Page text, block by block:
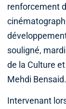
renforcement
souligné,
de la Culture
Mehdi Bensaid.
Intervenant